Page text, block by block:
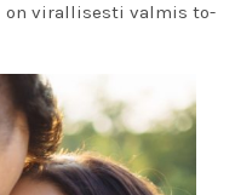
on virallisesti valmis to-